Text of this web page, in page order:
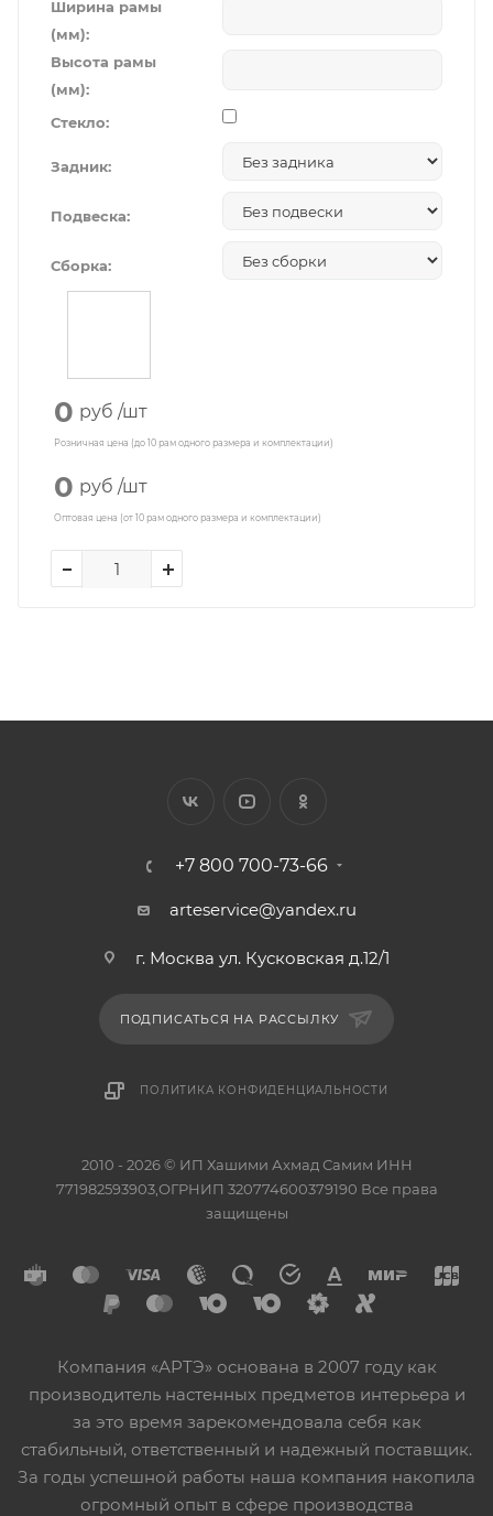
Ширина рамы
(мм):
Высота рамы
(мм):
Стекло:
Задник:
Подвеска:
Сборка:
0 руб /шт
Розничная цена (до 10 рам одного размера и комплектации)
0 руб /шт
Оптовая цена (от 10 рам одного размера и комплектации)
+7 800 700-73-66
arteservice@yandex.ru
г. Москва ул. Кусковская д.12/1
ПОДПИСАТЬСЯ НА РАССЫЛКУ
ПОЛИТИКА КОНФИДЕНЦИАЛЬНОСТИ
2010 - 2026 © ИП Хашими Ахмад Самим ИНН
771982593903,ОГРНИП 320774600379190 Все права
защищены
Компания «АРТЭ» основана в 2007 году как
производитель настенных предметов интерьера и
за это время зарекомендовала себя как
стабильный, ответственный и надежный поставщик.
За годы успешной работы наша компания накопила
огромный опыт в сфере производства